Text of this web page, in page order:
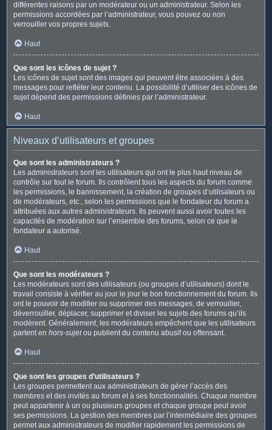
différentes raisons par un modérateur ou un administrateur. Selon les
permissions accordées par l’administrateur, vous pouvez ou non
verrouiller vos propres sujets.
Haut
Que sont les icônes de sujet ?
Les icônes de sujet sont des images qui peuvent être associées à des
messages pour refléter leur contenu. La possibilité d’utiliser des icônes de
sujet dépend des permissions définies par l’administrateur.
Haut
Niveaux d’utilisateurs et groupes
Que sont les administrateurs ?
Les administrateurs sont les utilisateurs qui ont le plus haut niveau de
contrôle sur tout le forum. Ils contrôlent tous les aspects du forum comme
les permissions, le bannissement, la création de groupes d’utilisateurs ou
de modérateurs, etc., selon les permissions que le fondateur du forum a
attribuées aux autres administrateurs. Ils peuvent aussi avoir toutes les
capacités de modération sur l’ensemble des forums, selon ce que le
fondateur a autorisé.
Haut
Que sont les modérateurs ?
Les modérateurs sont des utilisateurs (ou groupes d’utilisateurs) dont le
travail consiste à vérifier au jour le jour le bon fonctionnement du forum. Ils
ont le pouvoir de modifier ou supprimer des messages, de verrouiller,
déverrouiller, déplacer, supprimer et diviser les sujets des forums qu’ils
modèrent. Généralement, les modérateurs empêchent que les utilisateurs
partent en hors-sujetou publient du contenu abusif ou offensant.
Haut
Que sont les groupes d’utilisateurs ?
Les groupes permettent aux administrateurs de gérer l’accès des
membres et des invités au forum et à ses fonctionnalités. Chaque membre
peut appartenir à un ou plusieurs groupes et chaque groupe peut avoir
ses permissions. La gestion des membres par l’intermédiaire des groupes
permet aux administrateurs de modifier rapidement les permissions de